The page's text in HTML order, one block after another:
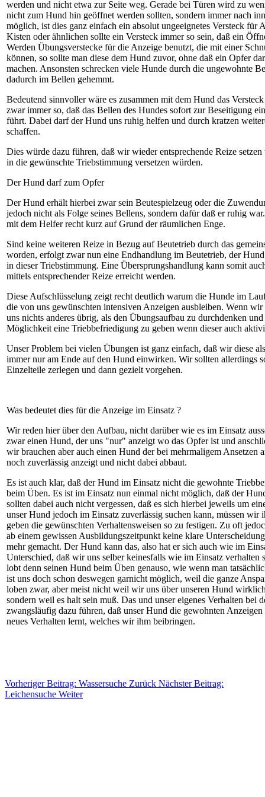
werden und nicht etwa zur Seite weg. Gerade bei Türen wird zu
nicht zum Hund hin geöffnet werden sollten, sondern immer nach
möglich, ist dies ganz einfach ein absolut ungeeignetes Versteck für
Kisten oder ähnlichen sollte ein Versteck immer so sein, daß ein
Werden Übungsverstecke für die Anzeige benutzt, die mit einer
können, so sollte man diese dem Hund zuvor, ohne daß ein Opfer
machen. Ansonsten schrecken viele Hunde durch die ungewohnte
dadurch im Bellen gehemmt.
Bedeutend sinnvoller wäre es zusammen mit dem Hund das
zwar immer so, daß das Bellen des Hundes sofort zur Beseitigung
führt. Dabei darf der Hund uns ruhig helfen und durch kratzen
schaffen.
Dies würde dazu führen, daß wir wieder entsprechende Reize
in die gewünschte Triebstimmung versetzen würden.
Der Hund darf zum Opfer
Der Hund erhält hierbei zwar sein Beutespielzeug oder die
jedoch nicht als Folge seines Bellens, sondern dafür daß er ruhig
mit dem Helfer recht kurz auf Grund der räumlichen Enge.
Sind keine weiteren Reize in Bezug auf Beutetrieb durch das
worden, erfolgt zwar nun eine Endhandlung im Beutetrieb, der
in dieser Triebstimmung. Eine Übersprungshandlung kann somit
mittels entsprechender Reize erreicht werden.
Diese Aufschlüsselung zeigt recht deutlich warum die Hunde im
die von uns gewünschten intensiven Anzeigen ausbleiben. Wenn
uns nichts anderes übrig, als den Übungsaufbau zu durchdenken
Möglichkeit eine Triebbefriedigung zu geben wenn dieser auch
Unser Problem bei vielen Übungen ist ganz einfach, daß wir diese
immer nur am Ende auf den Hund einwirken. Wir sollten allerdings
Einzelteile zerlegen und dann gezielt vorgehen.
Was bedeutet dies für die Anzeige im Einsatz ?
Wir reden hier über den Aufbau, nicht darüber wie es im Einsatz
zwar einen Hund, der uns "nur" anzeigt wo das Opfer ist und
wir brauchen aber auch einen Hund der bei mehrmaligem Ansetzen
noch zuverlässig anzeigt und nicht dabei abbaut.
Es ist auch klar, daß der Hund im Einsatz nicht die gewohnte
beim Üben. Es ist im Einsatz nun einmal nicht möglich, daß der
sollten dabei auch nicht vergessen, daß es sich hierbei jeweils um
unser Hund jedoch im Einsatz zuverlässig suchen kann, müssen wir
geben die gewünschten Verhaltensweisen so zu festigen. Zu oft
ab einem gewissen Ausbildungszeitpunkt keine klare
mehr gemacht. Der Hund kann das, also hat er sich auch wie im
Unterschied, daß wir uns selber keinesfalls wie im Einsatz verhalten
lobt denn seinen Hund beim Üben genauso, wie wenn man
ist uns doch schon deswegen garnicht möglich, weil die ganze
loben zwar, aber meist nicht weil wir uns über unseren Hund
sondern weil es halt sein muß. Das und unser eigenes Verhalten bei
zwangsläufig dazu führen, daß unser Hund die gewohnten Anzeigen
neues Verhalten lernt, welches wir ihm beibringen.
Vorheriger Beitrag: Wassersuche Zurück Nächster Beitrag:
Leichensuche Weiter